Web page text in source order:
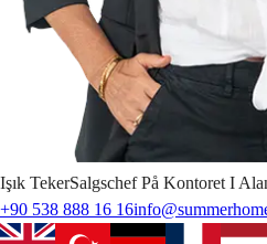
Işık TekerSalgschef På Kontoret I
+90 538 888 16 16